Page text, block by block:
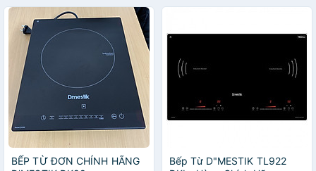
BẾP TỪ ĐƠN CHÍNH HÃNG
Bếp Từ D"MESTIK TL922